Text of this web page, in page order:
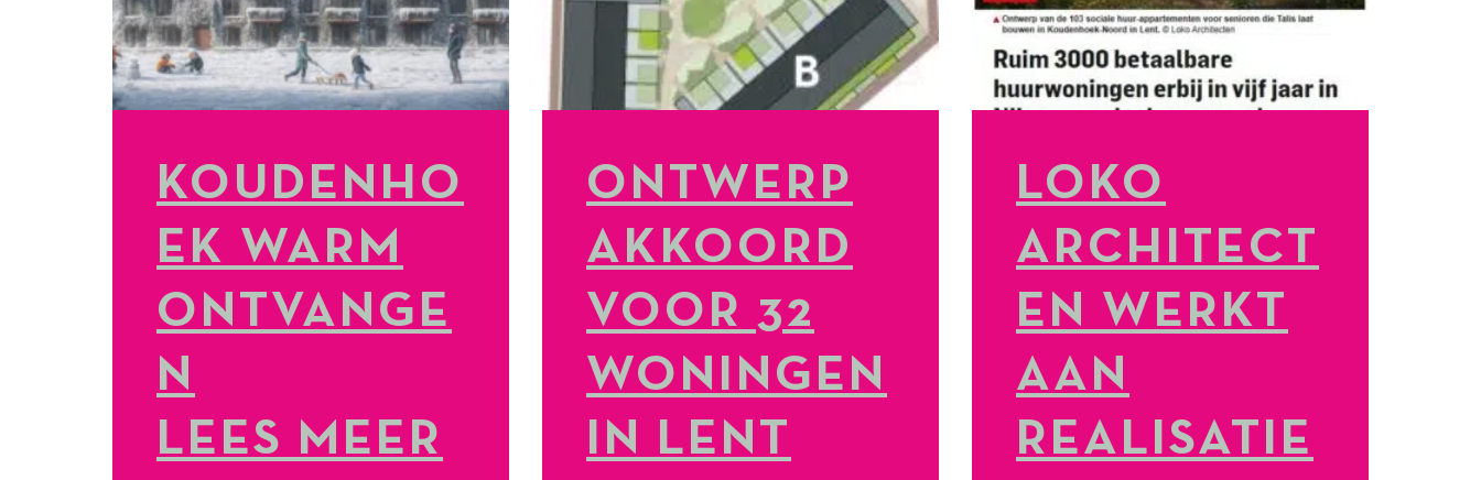
KOUDENHO
EK WARM
ONTVANGE
N
LEES MEER
ONTWERP
AKKOORD
VOOR 32
WONINGEN
IN LENT
LOKO
ARCHITECT
EN WERKT
AAN
REALISATIE